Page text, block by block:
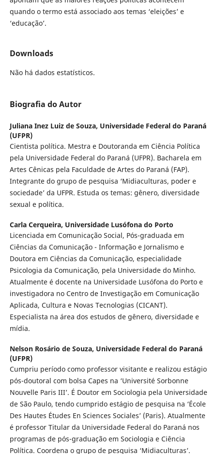
quando o termo está associado aos temas ‘eleições’ e
‘educação’.
Downloads
Não há dados estatísticos.
Biografia do Autor
Juliana Inez Luiz de Souza, Universidade Federal do Paraná
(UFPR)
Cientista política. Mestra e Doutoranda em Ciência Política
pela Universidade Federal do Paraná (UFPR). Bacharela em
Artes Cênicas pela Faculdade de Artes do Paraná (FAP).
Integrante do grupo de pesquisa ‘Midiaculturas, poder e
sociedade’ da UFPR. Estuda os temas: gênero, diversidade
sexual e política.
Carla Cerqueira, Universidade Lusófona do Porto
Licenciada em Comunicação Social, Pós-graduada em
Ciências da Comunicação - Informação e Jornalismo e
Doutora em Ciências da Comunicação, especialidade
Psicologia da Comunicação, pela Universidade do Minho.
Atualmente é docente na Universidade Lusófona do Porto e
investigadora no Centro de Investigação em Comunicação
Aplicada, Cultura e Novas Tecnologias (CICANT).
Especialista na área dos estudos de gênero, diversidade e
mídia.
Nelson Rosário de Souza, Universidade Federal do Paraná
(UFPR)
Cumpriu período como professor visitante e realizou estágio
pós-doutoral com bolsa Capes na ‘Université Sorbonne
Nouvelle Paris III’. É Doutor em Sociologia pela Universidade
de São Paulo, tendo cumprido estágio de pesquisa na ‘École
Des Hautes Études En Sciences Sociales’ (Paris). Atualmente
é professor Titular da Universidade Federal do Paraná nos
programas de pós-graduação em Sociologia e Ciência
Política. Coordena o grupo de pesquisa ‘Midiaculturas’.